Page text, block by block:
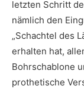
letzten Schritt
nämlich den
„Schachtel des
erhalten hat,
Bohrschablone
prothetische